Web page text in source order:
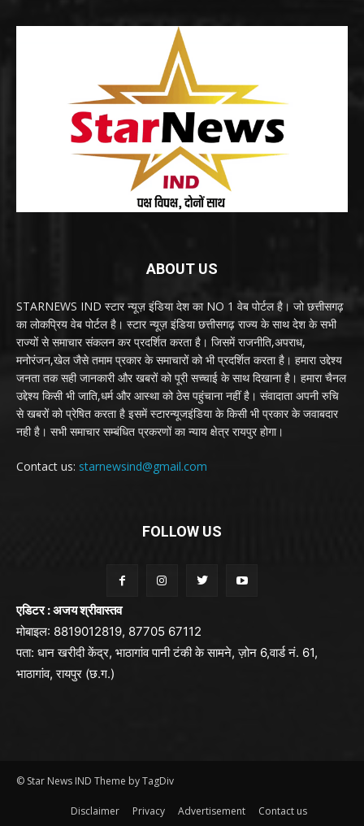
ABOUT US
STARNEWS IND स्टार न्यूज़ इंडिया देश का NO 1 वेब पोर्टल है। जो छत्तीसगढ़
का लोकप्रिय वेब पोर्टल है। स्टार न्यूज़ इंडिया छत्तीसगढ़ राज्य के साथ देश के सभी
राज्यों से समाचार संकलन कर प्रदर्शित करता है। जिसमें राजनीति,अपराध,
मनोरंजन,खेल जैसे तमाम प्रकार के समाचारों को भी प्रदर्शित करता है। हमारा उद्देश्य
जनता तक सही जानकारी और खबरों को पूरी सच्चाई के साथ दिखाना है। हमारा चैनल
उद्देश्य किसी भी जाति,धर्म और आस्था को ठेस पहुंचाना नहीं है। संवादाता अपनी रुचि
से खबरों को प्रेषित करता है इसमें स्टारन्यूजइंडिया के किसी भी प्रकार के जवाबदार
नही है। सभी समाचार सम्बंधित प्रकरणों का न्याय क्षेत्र रायपुर होगा।
Contact us: starnewsind@gmail.com
FOLLOW US
एडिटर : अजय श्रीवास्तव
मोबाइल: 8819012819, 87705 67112
पता: धान खरीदी केंद्र, भाठागांव पानी टंकी के सामने, ज़ोन 6,वार्ड नं. 61,
भाठागांव, रायपुर (छ.ग.)
© Star News IND Theme by TagDiv
Disclaimer Privacy Advertisement Contact us